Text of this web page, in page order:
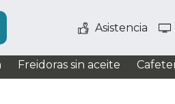
Asistencia
Freidoras sin aceite